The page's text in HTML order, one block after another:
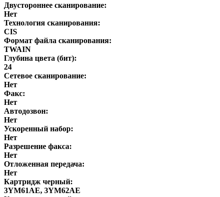
Двустороннее сканирование:
Нет
Технология сканирования:
CIS
Формат файла сканирования:
TWAIN
Глубина цвета (бит):
24
Сетевое сканирование:
Нет
Факс:
Нет
Автодозвон:
Нет
Ускоренный набор:
Нет
Разрешение факса:
Нет
Отложенная передача:
Нет
Картридж черный:
3YM61AE, 3YM62AE